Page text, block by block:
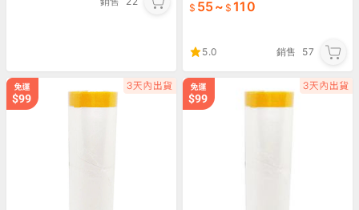
55~ 110
5.0 銷售 57